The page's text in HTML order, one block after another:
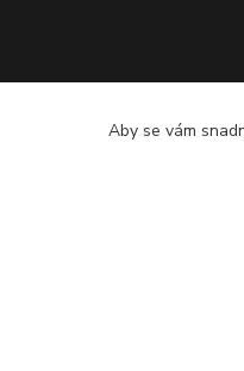
Aby se vám